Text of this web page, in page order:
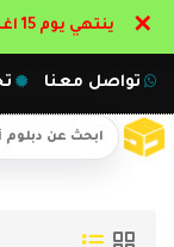
تواصل معنا
ينتهي يوم 15 اغسطس اتعلم ب 75% خصم : احجز مقعدك الان ✕